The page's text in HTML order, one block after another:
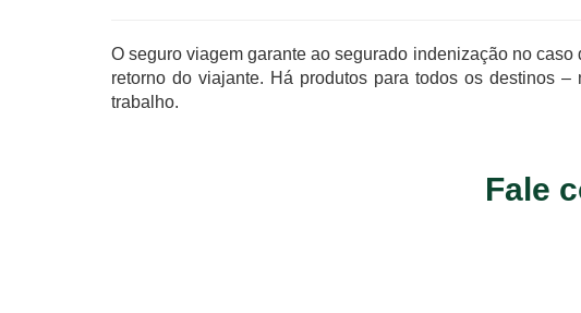
O seguro viagem garante ao segurado indenização no
retorno do viajante. Há produtos para todos os destinos
trabalho.
Fale